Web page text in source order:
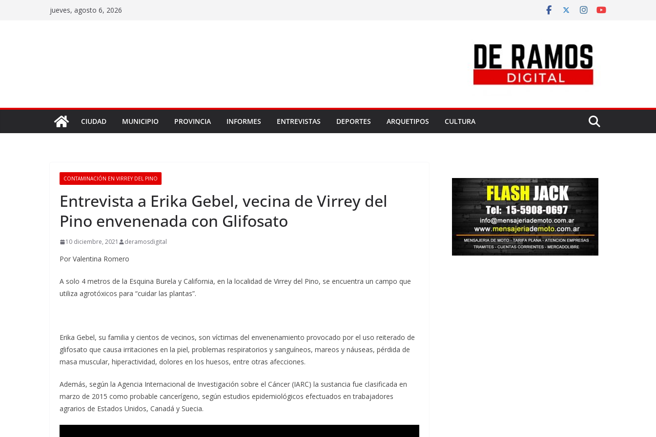
jueves, agosto 6, 2026
CIUDAD MUNICIPIO PROVINCIA INFORMES ENTREVISTAS DEPORTES ARQUETIPOS CULTURA
CONTAMINACIÓN EN VIRREY DEL PINO
Entrevista a Erika Gebel, vecina de Virrey del
Pino envenenada con Glifosato
10 diciembre, 2021 deramosdigital
Por Valentina Romero
A solo 4 metros de la Esquina Burela y California, en la localidad de Virrey del Pino, se encuentra un campo que
utiliza agrotóxicos para “cuidar las plantas”.
Erika Gebel, su familia y cientos de vecinos, son víctimas del envenenamiento provocado por el uso reiterado de
glifosato que causa irritaciones en la piel, problemas respiratorios y sanguíneos, mareos y náuseas, pérdida de
masa muscular, hiperactividad, dolores en los huesos, entre otras afecciones.
Además, según la Agencia Internacional de Investigación sobre el Cáncer (IARC) la sustancia fue clasificada en
marzo de 2015 como probable cancerígeno, según estudios epidemiológicos efectuados en trabajadores
agrarios de Estados Unidos, Canadá y Suecia.